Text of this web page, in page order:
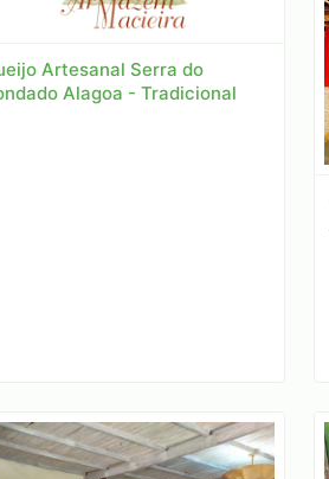
Artesanal Serra do
Alagoa - Tradicional